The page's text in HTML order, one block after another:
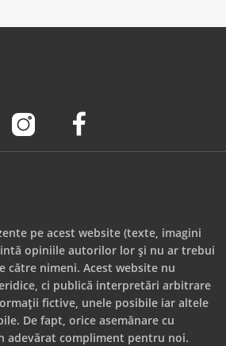
pe acest website (texte, imagini
opiniile autorilor lor și nu ar trebui
către nimeni. Acest website nu
ci publică interpretări arbitrare
fictive, unele posibile iar altele
De fapt, orice asemănare cu
adevărat compliment pentru noi.